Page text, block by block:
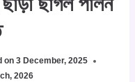
on 3 December, 2025
2026